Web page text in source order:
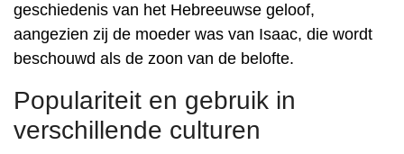
geschiedenis van het Hebreeuwse geloof,
aangezien zij de moeder was van Isaac, die wordt
beschouwd als de zoon van de belofte.
Populariteit en gebruik in
verschillende culturen